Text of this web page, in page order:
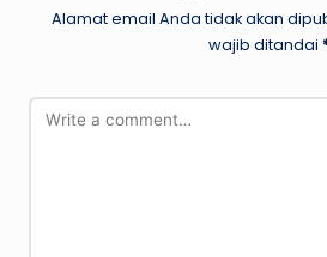
Alamat email Anda tidak akan
wajib ditandai